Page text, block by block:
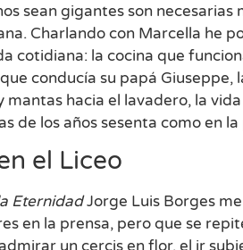
sean gigantes son
Charlando con Marcella he
cotidiana: la cocina que
conducía su papá
mantas hacia el lavadero, la
de los años sesenta como en la
el Liceo
EternidadJorge Luis Borges
en la prensa, pero que se
un cercis en flor, el ir